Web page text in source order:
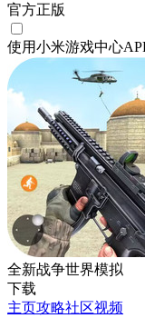
官方正版
使用小米游戏中心
全新战争世界模拟
下载
主页攻略社区视频